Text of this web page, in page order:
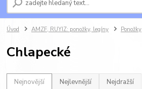
Úvod AMZF, RUYIZ: ponožky, legíny Ponožky
Chlapecké
Nejnovější Nejlevnější Nejdražší